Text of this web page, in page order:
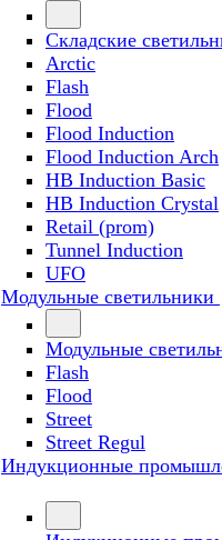
Складские
Arctic
Flash
Flood
Flood Induction
Flood Induction Arch
HB Induction Basic
HB Induction Crystal
Retail (prom)
Tunnel Induction
UFO
Модульные светильники
Модульные
Flash
Flood
Street
Street Regul
Индукционные